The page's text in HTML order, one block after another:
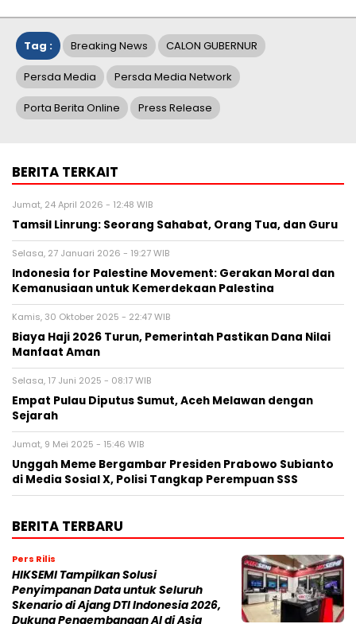
Tag : Breaking News CALON GUBERNUR
Persda Media Persda Media Network
Porta Berita Online Press Release
BERITA TERKAIT
Jumat, 24 April 2026 - 12:48 WIB
Tamsil Linrung: Seorang Sahabat, Orang Tua, dan Guru
Selasa, 27 Januari 2026 - 19:27 WIB
Indonesia for Palestine Movement: Gerakan Moral dan
Kemanusiaan untuk Kemerdekaan Palestina
Kamis, 30 Oktober 2025 - 22:47 WIB
Biaya Haji 2026 Turun, Pemerintah Pastikan Dana Nilai
Manfaat Aman
Selasa, 17 Juni 2025 - 08:17 WIB
Empat Pulau Diputus Sumut, Aceh Melawan dengan
Sejarah
Jumat, 9 Mei 2025 - 15:46 WIB
Unggah Meme Bergambar Presiden Prabowo Subianto
di Media Sosial X, Polisi Tangkap Perempuan SSS
BERITA TERBARU
Pers Rilis
HIKSEMI Tampilkan Solusi
Penyimpanan Data untuk Seluruh
Skenario di Ajang DTI Indonesia 2026,
Dukung Pengembangan AI di Asia